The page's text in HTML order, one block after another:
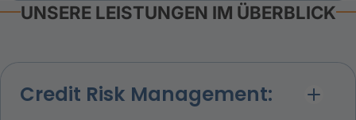
UNSERE LEISTUNGEN IM ÜBERBLICK
Credit Risk Management: